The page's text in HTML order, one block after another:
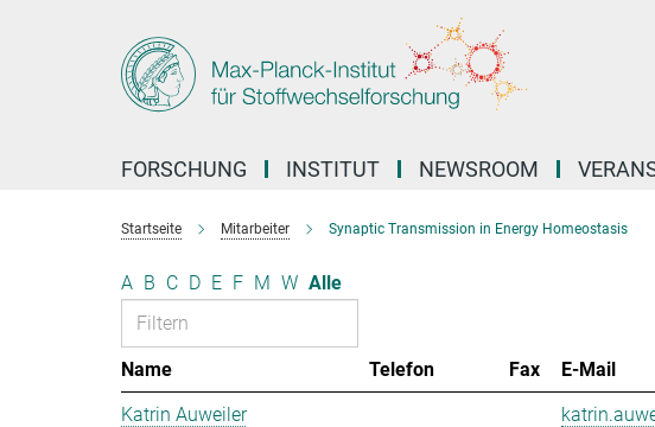
FORSCHUNG INSTITUT NEWSROOM
Startseite Mitarbeiter Synaptic Transmission in Energy Homeostasis
A B C D E F M W Alle
Name Telefon Fax E-Mail
Katrin Auweiler